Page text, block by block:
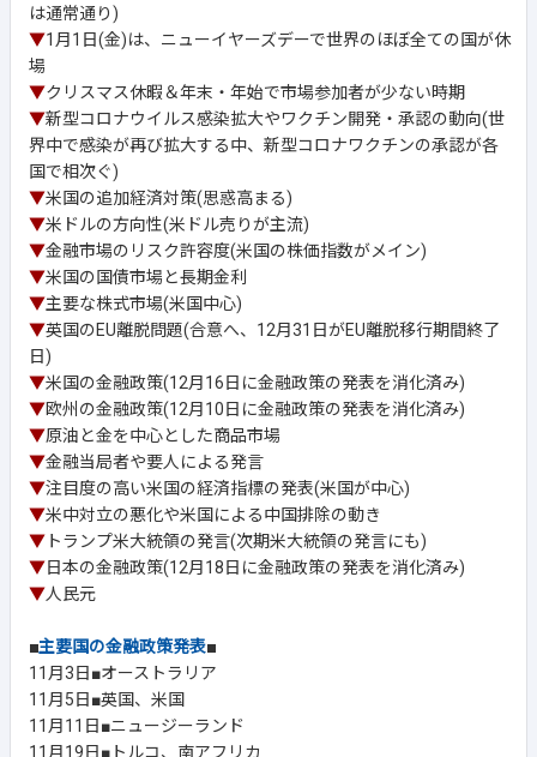
は通常通り)
▼1月1日(金)は、ニューイヤーズデーで世界のほぼ全ての国が休
場
▼クリスマス休暇＆年末・年始で市場参加者が少ない時期
▼新型コロナウイルス感染拡大やワクチン開発・承認の動向(世
界中で感染が再び拡大する中、新型コロナワクチンの承認が各
国で相次ぐ)
▼米国の追加経済対策(思惑高まる)
▼米ドルの方向性(米ドル売りが主流)
▼金融市場のリスク許容度(米国の株価指数がメイン)
▼米国の国債市場と長期金利
▼主要な株式市場(米国中心)
▼英国のEU離脱問題(合意へ、12月31日がEU離脱移行期間終了
日)
▼米国の金融政策(12月16日に金融政策の発表を消化済み)
▼欧州の金融政策(12月10日に金融政策の発表を消化済み)
▼原油と金を中心とした商品市場
▼金融当局者や要人による発言
▼注目度の高い米国の経済指標の発表(米国が中心)
▼米中対立の悪化や米国による中国排除の動き
▼ トランプ米大統領の発言(次期米大統領の発言にも)
▼日本の金融政策(12月18日に金融政策の発表を消化済み)
▼人民元
■主要国の金融政策発表■
11月3日■オーストラリア
11月5日■英国、米国
11月11日■ニュージーランド
11月19日■トルコ、南アフリカ